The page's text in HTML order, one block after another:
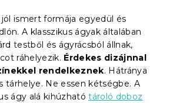
jól ismert formája egyedül és
A klasszikus ágyak általában
testből és ágyrácsból állnak,
ráhelyezik. Érdekes dizájnnal
rendelkeznek. Hátránya
tárhelye. Ne essen kétségbe. A
ágy alá kihúzhatótároló doboz